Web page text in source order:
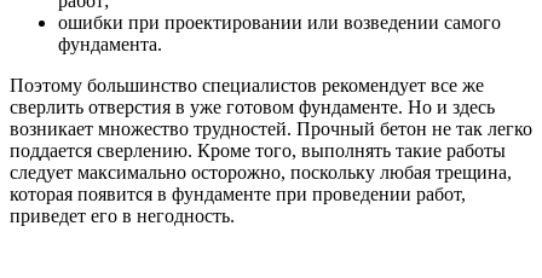
ошибки при проектировании или возведении самого
фундамента.
Поэтому большинство специалистов рекомендует все же
сверлить отверстия в уже готовом фундаменте. Но и здесь
возникает множество трудностей. Прочный бетон не так легко
поддается сверлению. Кроме того, выполнять такие работы
следует максимально осторожно, поскольку любая трещина,
которая появится в фундаменте при проведении работ,
приведет его в негодность.